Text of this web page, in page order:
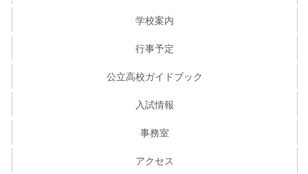
学校案内
行事予定
公立高校ガイドブック
入試情報
事務室
アクセス